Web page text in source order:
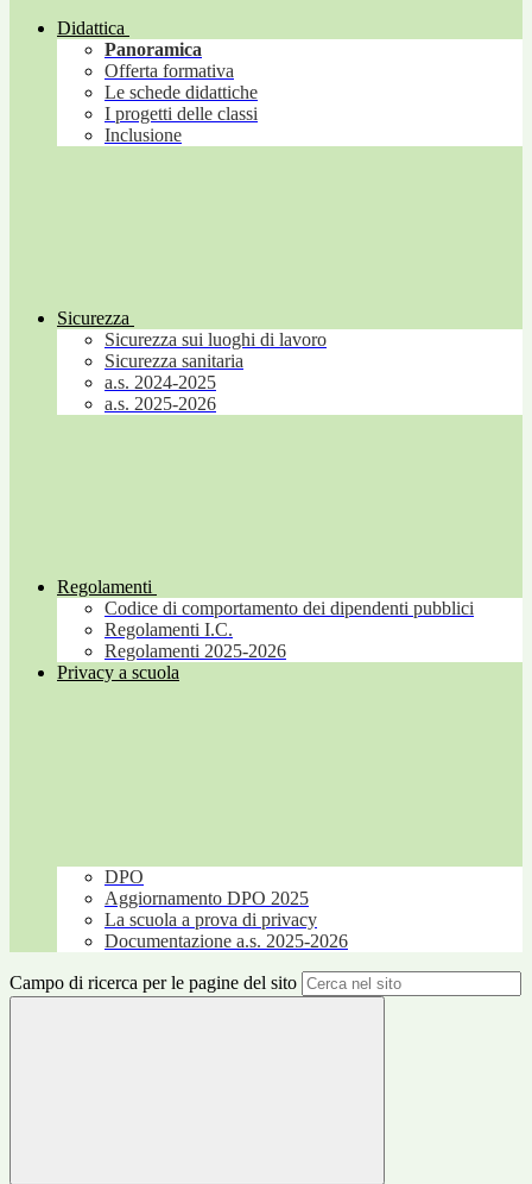
Didattica
Panoramica
Offerta formativa
Le schede didattiche
I progetti delle classi
Inclusione
Sicurezza
Sicurezza sui luoghi di lavoro
Sicurezza sanitaria
a.s. 2024-2025
a.s. 2025-2026
Regolamenti
Codice di comportamento dei dipendenti pubblici
Regolamenti I.C.
Regolamenti 2025-2026
Privacy a scuola
DPO
Aggiornamento DPO 2025
La scuola a prova di privacy
Documentazione a.s. 2025-2026
Campo di ricerca per le pagine del sito